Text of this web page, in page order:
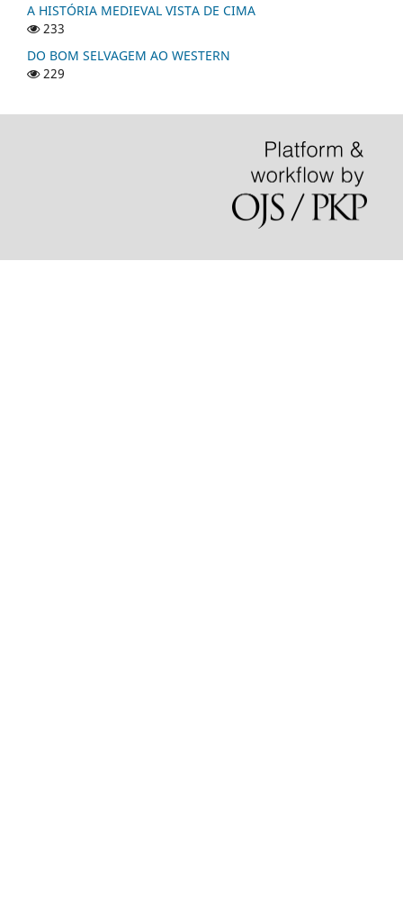
A HISTÓRIA MEDIEVAL VISTA DE CIMA
233
DO BOM SELVAGEM AO WESTERN
229